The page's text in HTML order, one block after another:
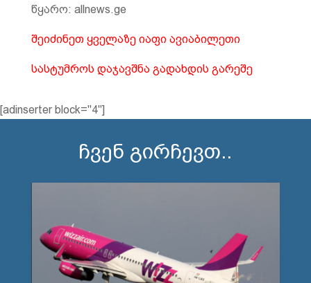
წყარო: allnews.ge
შეიძინეთ ყველაზე იაფი ავიაბილეთი
სასტუმროს დაჯავშნა გადახდის გარეშე
[adinserter block="4"]
ჩვენ გირჩევთ..